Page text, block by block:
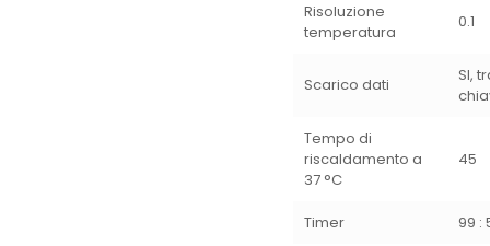
Risoluzione
temperatura
0.1
Scarico dati
SI,
Tempo di
riscaldamento a
37 °C
45
Timer 99 :